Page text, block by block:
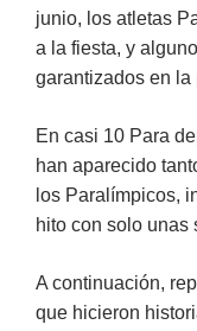
junio, los atletas
a la fiesta, y
garantizados en la
En casi 10 Para
han aparecido
los Paralímpicos,
hito con solo unas
A continuación,
que hicieron